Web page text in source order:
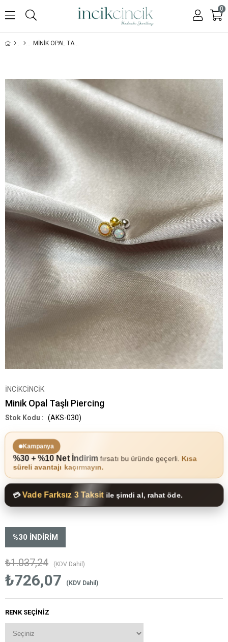
0
MINIK OPAL TAŞLI PIERCING
İNCİKCİNCİK
Minik Opal Taşlı Piercing
(AKS-030)
Kampanya
%30 + %10 Net İndirimfırsatı bu üründe geçerli. Kısa
süreli avantajı kaçırmayın.
💳Vade Farksız 3 Taksitile şimdi al, rahat öde.
%30 İNDIRIM
₺1.037,24 (KDV Dahil)
₺726,07 (KDV Dahil)
RENK SEÇINIZ